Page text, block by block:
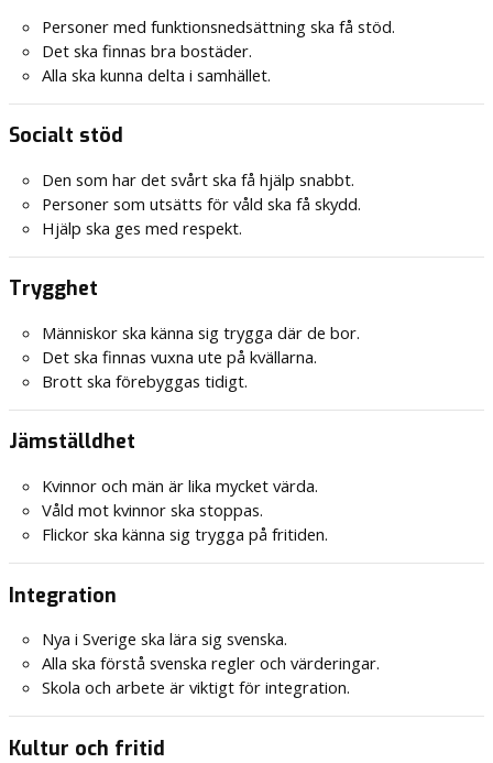
Personer med funktionsnedsättning ska få stöd.
Det ska finnas bra bostäder.
Alla ska kunna delta i samhället.
Socialt stöd
Den som har det svårt ska få hjälp snabbt.
Personer som utsätts för våld ska få skydd.
Hjälp ska ges med respekt.
Trygghet
Människor ska känna sig trygga där de bor.
Det ska finnas vuxna ute på kvällarna.
Brott ska förebyggas tidigt.
Jämställdhet
Kvinnor och män är lika mycket värda.
Våld mot kvinnor ska stoppas.
Flickor ska känna sig trygga på fritiden.
Integration
Nya i Sverige ska lära sig svenska.
Alla ska förstå svenska regler och värderingar.
Skola och arbete är viktigt för integration.
Kultur och fritid